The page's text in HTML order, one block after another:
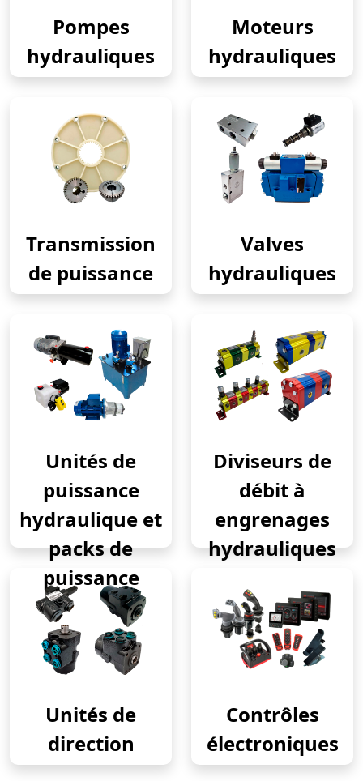
Pompes
hydrauliques
Moteurs
hydrauliques
Transmission
de puissance
Valves
hydrauliques
Unités de
puissance
hydraulique et
packs de
puissance
Diviseurs de
débit à
engrenages
hydrauliques
Unités de
direction
Contrôles
électroniques